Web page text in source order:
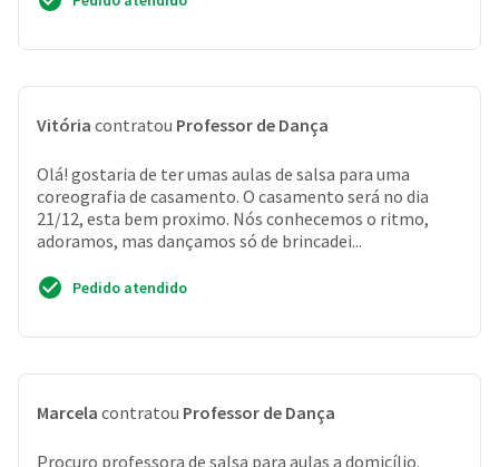
Vitória contratou Professor de Dança
Olá! gostaria de ter umas aulas de salsa para uma
coreografia de casamento. O casamento será no dia
21/12, esta bem proximo. Nós conhecemos o ritmo,
adoramos, mas dançamos só de brincadei...
Pedido atendido
Marcela contratou Professor de Dança
Procuro professora de salsa para aulas a domicílio.